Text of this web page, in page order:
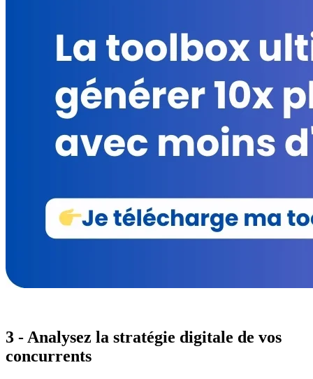
3 - Analysez la stratégie digitale de vos
concurrents